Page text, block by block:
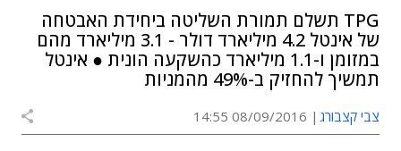
TPG תשלם תמורת השליטה ביחידת האבטחה
של אינטל 4.2 מיליארד דולר - 3.1 מיליארד מהם
במזומן ו-1.1 מיליארד כהשקעה הונית ● אינטל
תמשיך להחזיק ב-49% מהמניות
צבי קצבורג 08/09/2016 14:55